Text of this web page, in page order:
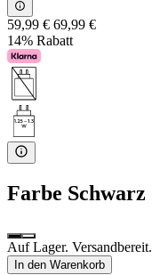
59,99 € 69,99 €
14% Rabatt
Farbe Schwarz
Auf Lager. Versandbereit.
In den Warenkorb